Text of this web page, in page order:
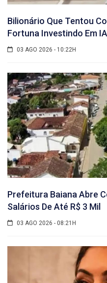
Bilionário Que Tentou
Fortuna Investindo Em IA
03 AGO 2026 - 10:22H
Prefeitura Baiana Abre
Salários De Até R$ 3 Mil
03 AGO 2026 - 08:21H